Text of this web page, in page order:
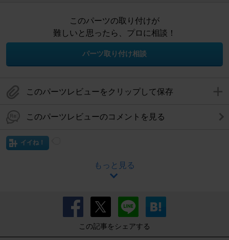
このパーツの取り付けが
難しいと思ったら、プロに相談！
パーツ取り付け相談
このパーツレビューをクリップして保存
このパーツレビューのコメントを見る
イイね！
もっと見る
この記事をシェアする